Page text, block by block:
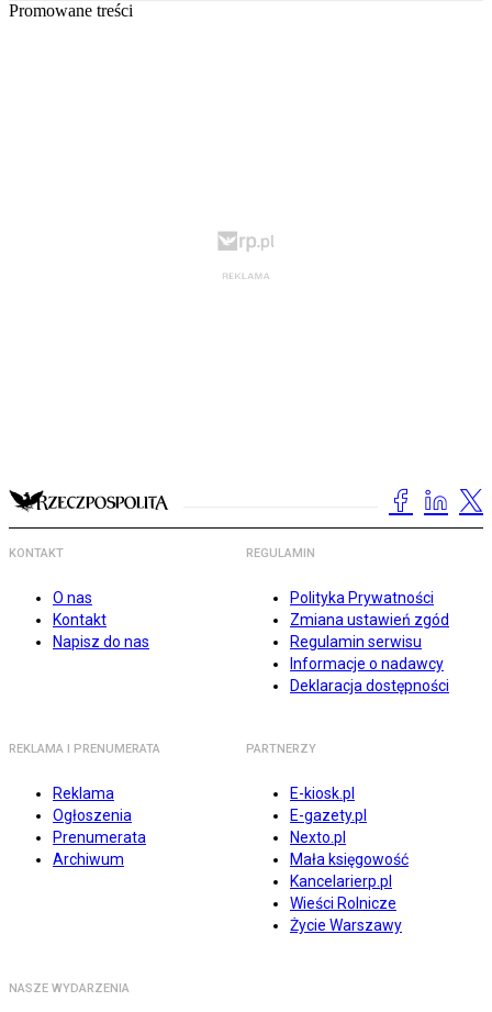
Promowane treści
KONTAKT
O nas
Kontakt
Napisz do nas
REGULAMIN
Polityka Prywatności
Zmiana ustawień zgód
Regulamin serwisu
Informacje o nadawcy
Deklaracja dostępności
REKLAMA I PRENUMERATA
Reklama
Ogłoszenia
Prenumerata
Archiwum
PARTNERZY
E-kiosk.pl
E-gazety.pl
Nexto.pl
Mała księgowość
Kancelarierp.pl
Wieści Rolnicze
Życie Warszawy
NASZE WYDARZENIA